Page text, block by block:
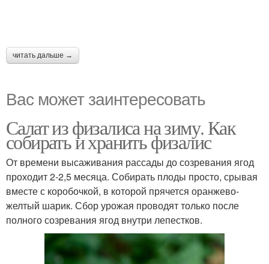
читать дальше →
Вас может заинтересовать
Салат из физалиса на зиму. Как
собирать и хранить физалис
От времени высаживания рассады до созревания ягод
проходит 2-2,5 месяца. Собирать плоды просто, срывая
вместе с коробочкой, в которой прячется оранжево-
желтый шарик. Сбор урожая проводят только после
полного созревания ягод внутри лепестков.